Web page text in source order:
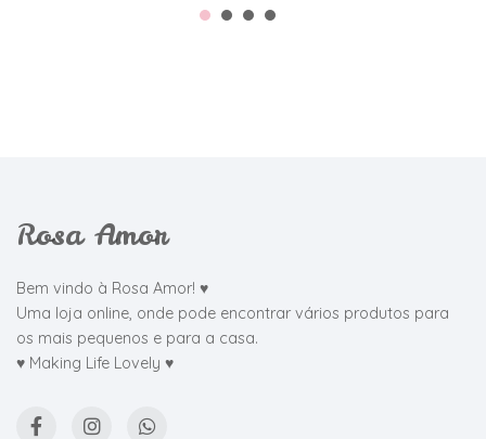
Rosa Amor
Bem vindo à Rosa Amor! ♥
Uma loja online, onde pode encontrar vários produtos para
os mais pequenos e para a casa.
♥ Making Life Lovely ♥